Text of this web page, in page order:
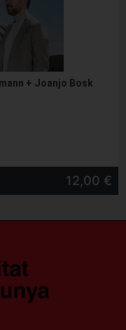
+ Joanjo Bosk
12,00 €